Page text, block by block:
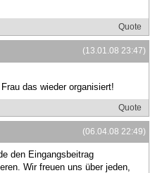
Quote
(13.01.08 23:47)
das wieder organisiert!
Quote
(06.04.08 22:49)
den Eingangsbeitrag
Wir freuen uns über jeden,